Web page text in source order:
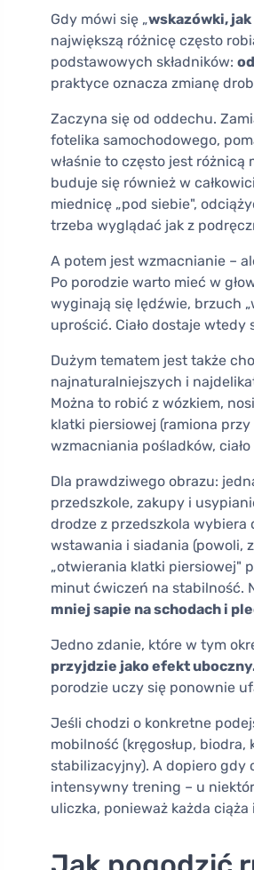
Gdy mówi się „wskazówki,
największą różnicę często
podstawowych składników:
praktyce oznacza zmianę
Zaczyna się od oddechu.
fotelika samochodowego,
właśnie to często jest
buduje się również w
miednicę „pod siebie",
trzeba wyglądać jak z
A potem jest wzmacnianie –
Po porodzie warto mieć w
wyginają się lędźwie, brzuch
uprościć. Ciało dostaje wtedy
Dużym tematem jest także
najnaturalniejszych i
Można to robić z wózkiem,
klatki piersiowej (ramiona
wzmacniania pośladków,
Dla prawdziwego obrazu:
przedszkole, zakupy i
drodze z przedszkola wybiera
wstawania i siadania (powoli,
„otwierania klatki piersiowej"
minut ćwiczeń na stabilność.
mniej sapie na schodach i
Jedno zdanie, które w tym
przyjdzie jako efekt
porodzie uczy się ponownie
Jeśli chodzi o konkretne
mobilność (kręgosłup, biodra,
stabilizacyjny). A dopiero gdy
intensywny trening – u
uliczka, ponieważ każda